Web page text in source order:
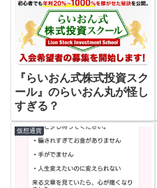
『らいおん式株式投資スク
ール』のらいおん丸が怪し
すぎる？
仮想通貨